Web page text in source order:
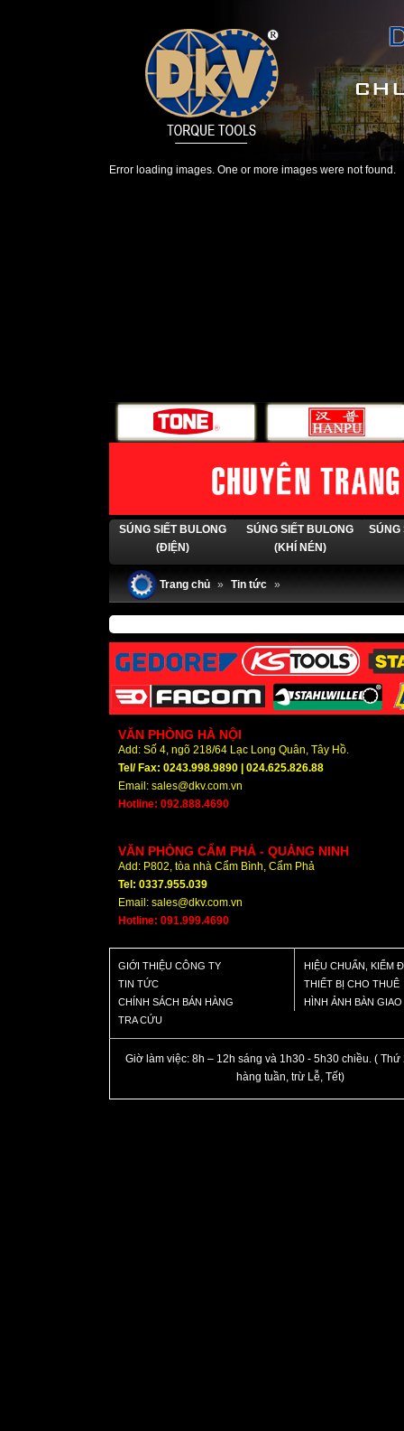
Error loading images. One or more images were not found.
SÚNG SIẾT BULONG
(ĐIỆN)
SÚNG SIẾT BULONG
(KHÍ NÉN)
SÚNG
Trang chủ » Tin tức »
VĂN PHÒNG HÀ NỘI
Add: Số 4, ngõ 218/64 Lạc Long Quân, Tây Hồ.
Tel/ Fax: 0243.998.9890 | 024.625.826.88
Email: sales@dkv.com.vn
Hotline: 092.888.4690
VĂN PHÒNG CẨM PHẢ - QUẢNG NINH
Add: P802, tòa nhà Cẩm Bình, Cẩm Phả
Tel: 0337.955.039
Email: sales@dkv.com.vn
Hotline: 091.999.4690
GIỚI THIỆU CÔNG TY
TIN TỨC
CHÍNH SÁCH BÁN HÀNG
TRA CỨU
HIỆU CHUẨN, KIỂM
THIẾT BỊ CHO THUÊ
HÌNH ẢNH BÀN
Giờ làm việc: 8h – 12h sáng và 1h30 - 5h30 chiều. ( Thứ
hàng tuần, trừ Lễ, Tết)